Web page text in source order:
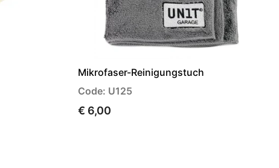
Mikrofaser-Reinigungstuch
Code: U125
€ 6,00